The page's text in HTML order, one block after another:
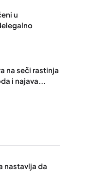
u
na seči rastinja
i najava...
nastavlja da